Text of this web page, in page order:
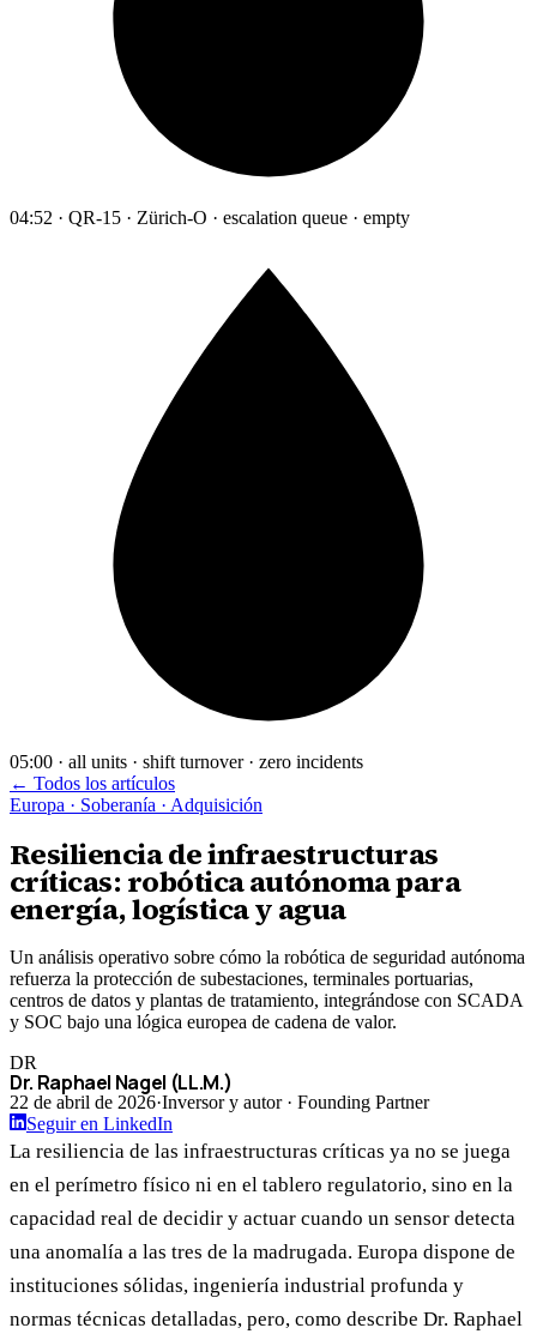
04:52 · QR-15 · Zürich-O · escalation queue · empty
05:00 · all units · shift turnover · zero incidents
← Todos los artículos
Europa · Soberanía · Adquisición
Resiliencia de infraestructuras
críticas: robótica autónoma para
energía, logística y agua
Un análisis operativo sobre cómo la robótica de seguridad autónoma
refuerza la protección de subestaciones, terminales portuarias,
centros de datos y plantas de tratamiento, integrándose con SCADA
y SOC bajo una lógica europea de cadena de valor.
DR
Dr. Raphael Nagel (LL.M.)
22 de abril de 2026·Inversor y autor · Founding Partner
Seguir en LinkedIn
La resiliencia de las infraestructuras críticas ya no se juega
en el perímetro físico ni en el tablero regulatorio, sino en la
capacidad real de decidir y actuar cuando un sensor detecta
una anomalía a las tres de la madrugada. Europa dispone de
instituciones sólidas, ingeniería industrial profunda y
normas técnicas detalladas, pero, como describe Dr. Raphael